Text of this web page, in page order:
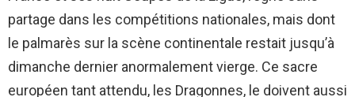
partage dans les compétitions nationales, mais dont
le palmarès sur la scène continentale restait jusqu’à
dimanche dernier anormalement vierge. Ce sacre
européen tant attendu, les Dragonnes, le doivent aussi